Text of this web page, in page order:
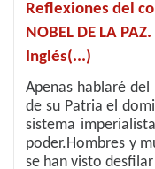
Reflexiones del
NOBEL DE LA
Inglés(...)
Apenas hablaré
de su Patria el
sistema
poder.Hombres y
se han visto